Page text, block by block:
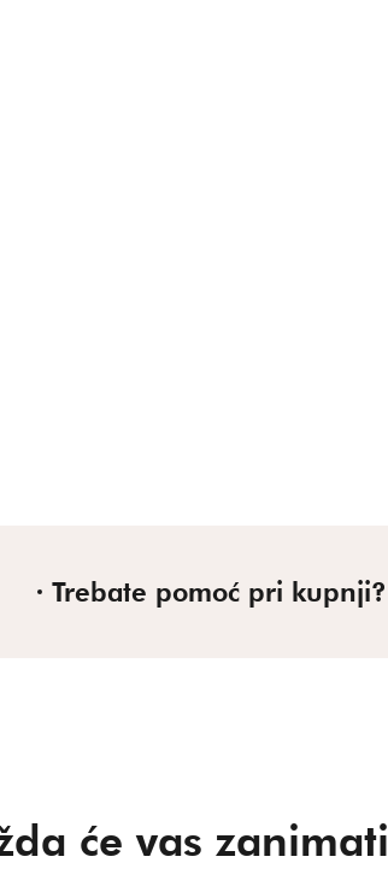
Trebate pomoć pri kupnji?
će vas zanimati